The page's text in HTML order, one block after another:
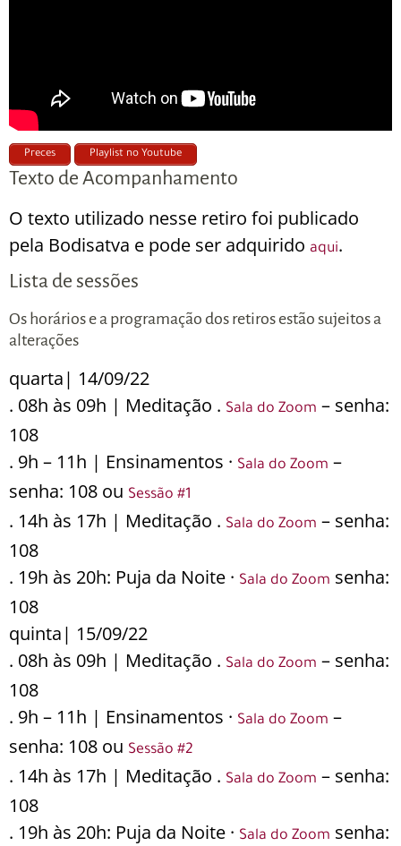
Preces Playlist no Youtube
Texto de Acompanhamento
O texto utilizado nesse retiro foi publicado
pela Bodisatva e pode ser adquirido aqui.
Lista de sessões
Os horários e a programação dos retiros estão sujeitos a
alterações
quarta| 14/09/22
. 08h às 09h | Meditação . Sala do Zoom – senha:
108
. 9h – 11h | Ensinamentos · Sala do Zoom –
senha: 108 ou Sessão #1
. 14h às 17h | Meditação . Sala do Zoom – senha:
108
. 19h às 20h: Puja da Noite · Sala do Zoom senha:
108
quinta| 15/09/22
. 08h às 09h | Meditação . Sala do Zoom – senha:
108
. 9h – 11h | Ensinamentos · Sala do Zoom –
senha: 108 ou Sessão #2
. 14h às 17h | Meditação . Sala do Zoom – senha:
108
. 19h às 20h: Puja da Noite · Sala do Zoom senha: